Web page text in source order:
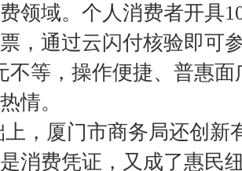
领域。个人消费者开具
，通过云闪付核验即可
不等，操作便捷、普惠
情。
，厦门市商务局还创新
消费凭证，又成了惠